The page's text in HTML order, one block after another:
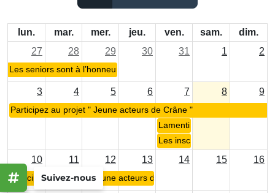
Suivez-nous
lun. mar. mer. jeu. ven. sam.
dim.
27
Les seniors sont à l’honneur !
28 29 30 31 1 2
3
Participez au projet " Jeune acteurs de Crâne "
4 5 6 7
Lamentin M.A.D Festival !
Les inscriptions sont
8 9
10
Participez au projet " Jeune acteurs de Crâne "
11 12 13 14 15 16